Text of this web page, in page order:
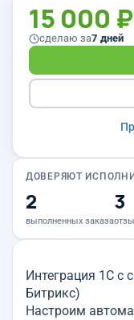
Интеграция 1С с
Битрикс)
Настроим
15 000 ₽
сделаю за7 дней
ДОВЕРЯЮТ
2
выполненных заказа
3